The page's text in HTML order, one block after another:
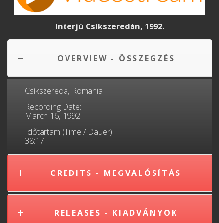
Interjú Csíkszeredán, 1992.
OVERVIEW - ÖSSZEGZÉS
Csíkszereda, Romania
Recording Date:
March 16, 1992
Időtartam (Time / Dauer):
38:17
CREDITS - MEGVALÓSÍTÁS
RELEASES - KIADVÁNYOK